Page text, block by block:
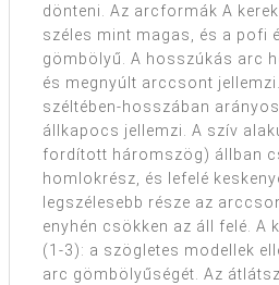
dönteni. Az arcformák A
széles mint magas, és a pofi
gömbölyű. A hosszúkás arc
és megnyúlt arccsont
széltében-hosszában
állkapocs jellemzi. A szív
fordított háromszög) állban
homlokrész, és lefelé
legszélesebb része az
enyhén csökken az áll felé. A
(1-3): a szögletes modellek
arc gömbölyűségét. Az